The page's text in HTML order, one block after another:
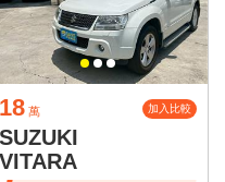
18 萬 加入比較
SUZUKI
VITARA